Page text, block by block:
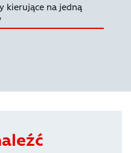
kierujące na jedną